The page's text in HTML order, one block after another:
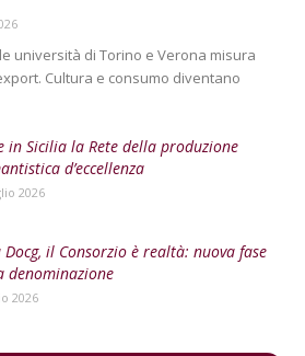
università di Torino e Verona misura
Cultura e consumo diventano
in Sicilia la Rete della produzione
d’eccellenza
2026
Docg, il Consorzio è realtà: nuova fase
denominazione
2026